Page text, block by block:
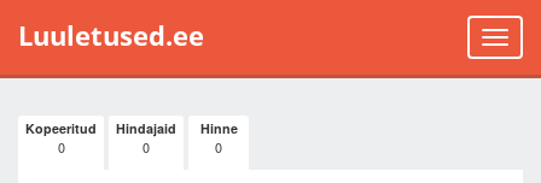
Luuletused.ee
Toggle
Kopeeritud
0
Hindajaid
0
Hinne
0